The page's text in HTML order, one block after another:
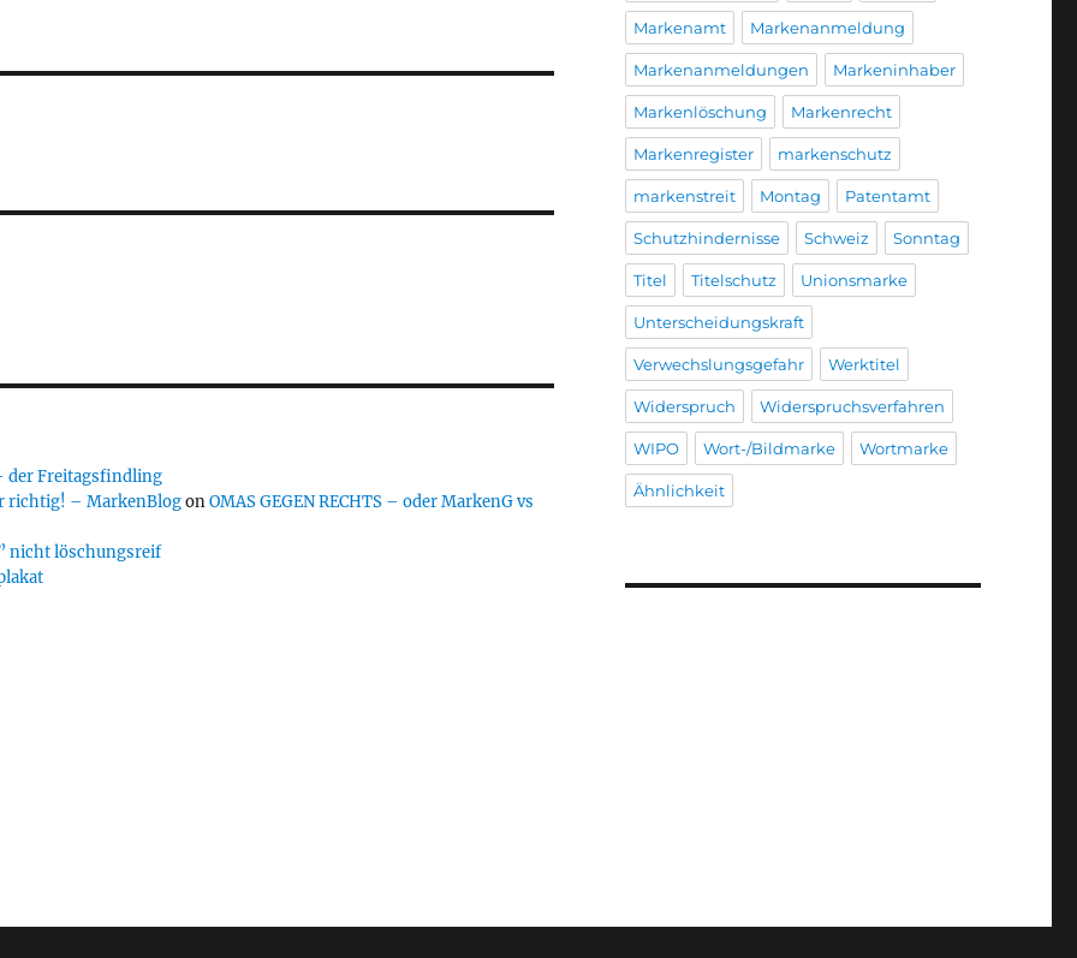
der Freitagsfindling
richtig! – MarkenBlogonOMAS GEGEN RECHTS – oder MarkenG vs
nicht löschungsreif
Markenamt Markenanmeldung
Markenanmeldungen Markeninhaber
Markenlöschung Markenrecht
Markenregister markenschutz
markenstreit Montag Patentamt
Schutzhindernisse Schweiz Sonntag
Titel Titelschutz Unionsmarke
Unterscheidungskraft
Verwechslungsgefahr Werktitel
Widerspruch Widerspruchsverfahren
WIPO Wort-/Bildmarke Wortmarke
Ähnlichkeit